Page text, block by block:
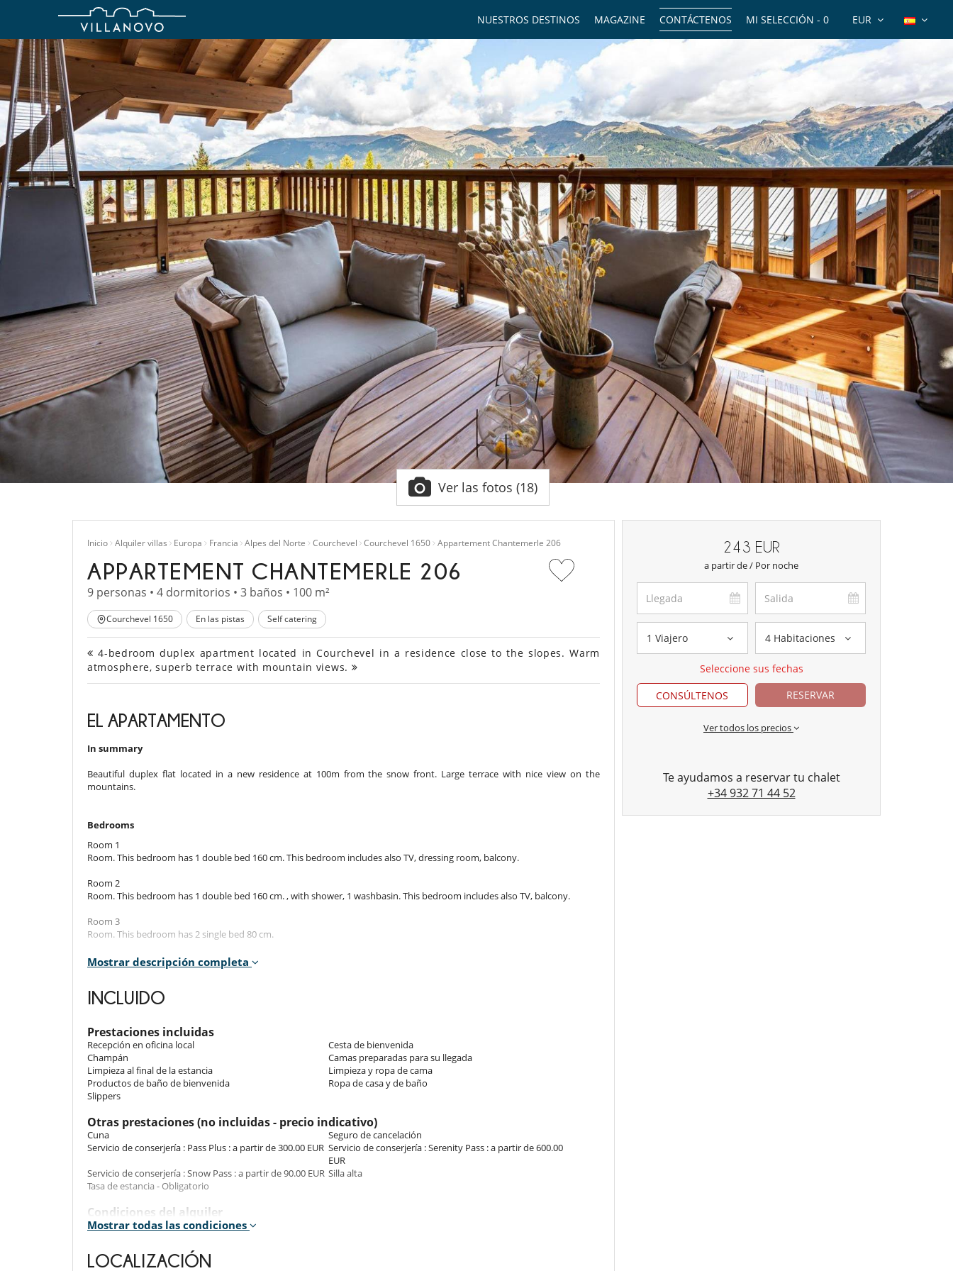
EUR
MI SELECCIÓN - 0
CONTÁCTENOS
MAGAZINE
NUESTROS DESTINOS
Ver las fotos (18)
Inicio Alquiler villas Europa Francia Alpes del Norte Courchevel Courchevel 1650 Appartement Chantemerle 206
APPARTEMENT CHANTEMERLE 206
9 personas • 4 dormitorios • 3 baños • 100 m²
Courchevel 1650 En las pistas Self catering
4-bedroom duplex apartment located in Courchevel in a residence close to the slopes. Warm
atmosphere, superb terrace with mountain views.
EL APARTAMENTO
In summary
Beautiful duplex flat located in a new residence at 100m from the snow front. Large terrace with nice view on the
mountains.
Bedrooms
Room 1
Room. This bedroom has 1 double bed 160 cm. This bedroom includes also TV, dressing room, balcony.
Room 2
Room. This bedroom has 1 double bed 160 cm. , with shower, 1 washbasin. This bedroom includes also TV, balcony.
Room 3
Room. This bedroom has 2 single bed 80 cm.
Room 4
Room. The bedroom has 2 Beds including 1 bunk beds 80 cm, 1 bunk bed 80 cm. This bedroom includes also chest of
Indoors and outdoors
The bedrooms and bathrooms are located on the lower floor. On the second floor, there is a beautiful living area of 25 sq.
with an open kitchen.
Thanks to its outdoor heating, the balcony of more than 24 sq. allows you to enjoy a relaxing moment after a day on the
Staff & Services
The rental price includes cleaning at the end of the stay and beds made on arrival.
Location
Mostrar descripción completa
INCLUIDO
Prestaciones incluidas
Recepción en oficina local
Cesta de bienvenida
Champán
Camas preparadas para su llegada
Limpieza al final de la estancia
Limpieza y ropa de cama
Productos de baño de bienvenida
Ropa de casa y de baño
Slippers
Otras prestaciones (no incluidas - precio indicativo)
Cuna
Seguro de cancelación
Servicio de conserjería : Pass Plus : a partir de 300.00 EUR Servicio de conserjería : Serenity Pass : a partir de 600.00
EUR
Servicio de conserjería : Snow Pass : a partir de 90.00 EUR Silla alta
Tasa de estancia - Obligatorio
Condiciones del alquiler
- Animales domésticos prohibidos
limpiar la vajilla antes de marcharse. Si el alojamiento se devuelve en un estado que requiera una limpieza anormalmente
excesiva, los gastos adicionales se deducirán de la fianza.
Mostrar todas las condiciones
LOCALIZACIÓN
243 EUR
a partir de / Por noche
1 Viajero 4 Habitaciones
Seleccione sus fechas
CONSÚLTENOS
RESERVAR
Ver todos los precios
Te ayudamos a reservar tu chalet
+34 932 71 44 52